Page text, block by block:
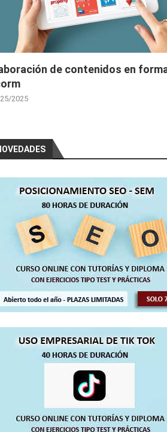
de contenidos en
2025